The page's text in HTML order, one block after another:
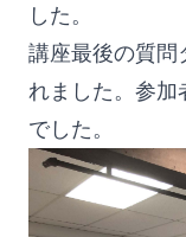
した。
講座最後の質問
れました。参加
でした。